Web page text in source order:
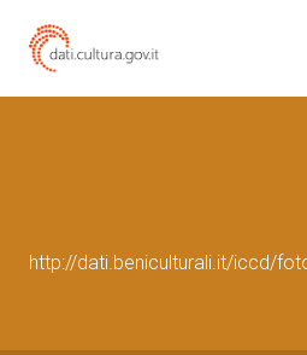
http://dati.beniculturali.it/iccd/